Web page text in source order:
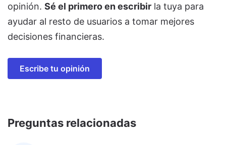
opinión. Sé el primero en escribir la tuya para
ayudar al resto de usuarios a tomar mejores
decisiones financieras.
Escribe tu opinión
Preguntas relacionadas